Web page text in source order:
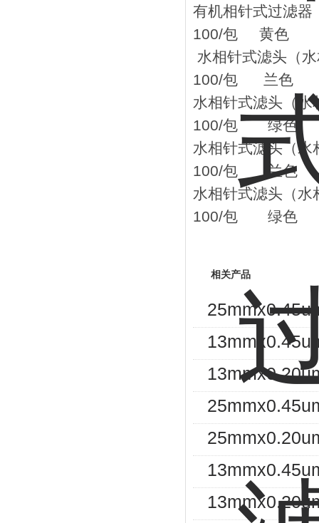
有机相针式过滤
100/包 黄色
水相针式滤头（
100/包 兰色
水相针式滤头（
100/包 绿色
水相针式滤头（
100/包 兰色
水相针式滤头（
100/包 绿色
相关产品